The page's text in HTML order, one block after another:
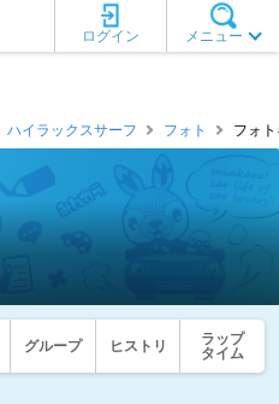
メニュー
ログイン
ハイラックスサーフ フォト フォ
グループ ヒストリ
ラップ
タイム